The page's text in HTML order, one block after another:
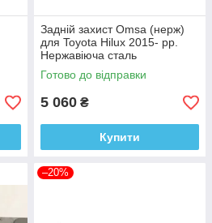
Задній захист Omsa (нерж)
для Toyota Hilux 2015- рр.
Нержавіюча сталь
Готово до відправки
5 060 ₴
Купити
–20%